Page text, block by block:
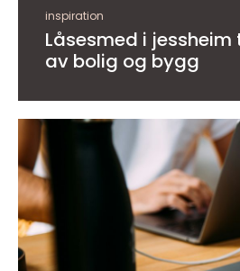
inspiration
Låsesmed i jessheim trygg sikring
av bolig og bygg